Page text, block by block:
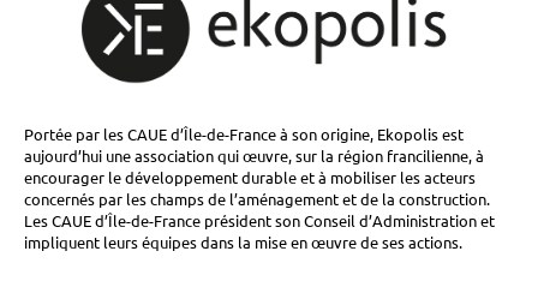
Portée par les CAUE d’Île-de-France à son origine, Ekopolis est
aujourd’hui une association qui œuvre, sur la région francilienne, à
encourager le développement durable et à mobiliser les acteurs
concernés par les champs de l’aménagement et de la construction.
Les CAUE d’Île-de-France président son Conseil d’Administration et
impliquent leurs équipes dans la mise en œuvre de ses actions.